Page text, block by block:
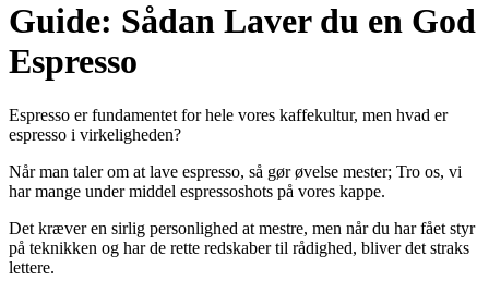
Guide: Sådan Laver du en God
Espresso
Espresso er fundamentet for hele vores kaffekultur, men hvad er
espresso i virkeligheden?
Når man taler om at lave espresso, så gør øvelse mester; Tro os, vi
har mange under middel espressoshots på vores kappe.
Det kræver en sirlig personlighed at mestre, men når du har fået styr
på teknikken og har de rette redskaber til rådighed, bliver det straks
lettere.